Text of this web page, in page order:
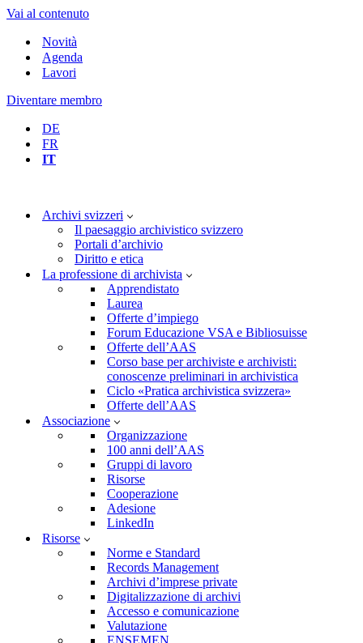
Vai al contenuto
Novità
Agenda
Lavori
Diventare membro
DE
FR
IT
Archivi svizzeri
Il paesaggio archivistico svizzero
Portali d’archivio
Diritto e etica
La professione di archivista
Apprendistato
Laurea
Offerte d’impiego
Forum Educazione VSA e Bibliosuisse
Offerte dell’AAS
Corso base per archiviste e archivisti:
conoscenze preliminari in archivistica
Ciclo «Pratica archivistica svizzera»
Offerte dell’AAS
Associazione
Organizzazione
100 anni dell’AAS
Gruppi di lavoro
Risorse
Cooperazione
Adesione
LinkedIn
Risorse
Norme e Standard
Records Management
Archivi d’imprese private
Digitalizzazione di archivi
Accesso e comunicazione
Valutazione
ENSEMEN